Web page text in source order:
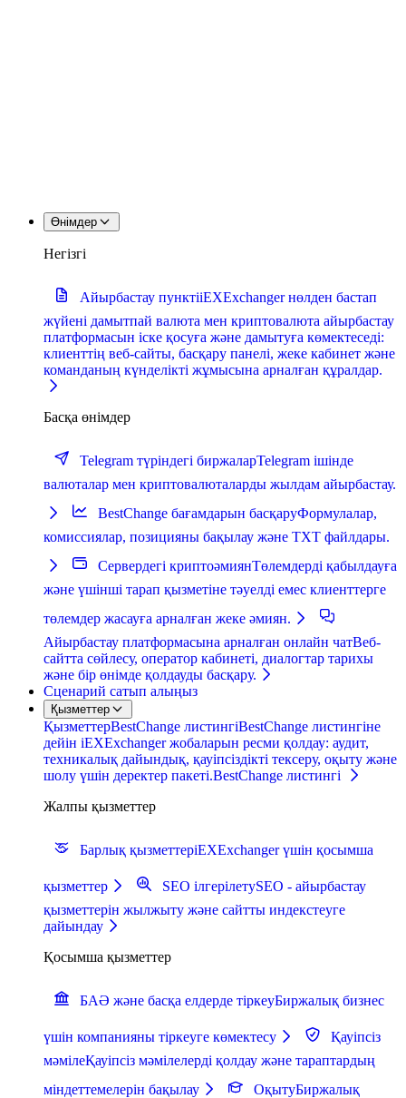
Өнімдер
Негізгі
Айырбастау пунктіiEXExchanger нөлден бастап
жүйені дамытпай валюта мен криптовалюта айырбастау
платформасын іске қосуға және дамытуға көмектеседі:
клиенттің веб-сайты, басқару панелі, жеке кабинет және
команданың күнделікті жұмысына арналған құралдар.
Басқа өнімдер
Telegram түріндегі биржаларTelegram ішінде
валюталар мен криптовалюталарды жылдам айырбастау.
BestChange бағамдарын басқаруФормулалар,
комиссиялар, позицияны бақылау және TXT файлдары.
Сервердегі криптоәмиянТөлемдерді қабылдауға
және үшінші тарап қызметіне тәуелді емес клиенттерге
төлемдер жасауға арналған жеке әмиян.
Айырбастау платформасына арналған онлайн чатВеб-
сайтта сөйлесу, оператор кабинеті, диалогтар тарихы
және бір өнімде қолдауды басқару.
Сценарий сатып алыңыз
Қызметтер
ҚызметтерBestChange листингіBestChange листингіне
дейін iEXExchanger жобаларын ресми қолдау: аудит,
техникалық дайындық, қауіпсіздікті тексеру, оқыту және
шолу үшін деректер пакеті.BestChange листингі
Жалпы қызметтер
Барлық қызметтерiEXExchanger үшін қосымша
қызметтер SEO ілгерілетуSEO - айырбастау
қызметтерін жылжыту және сайтты индекстеуге
дайындау
Қосымша қызметтер
БАӘ және басқа елдерде тіркеуБиржалық бизнес
үшін компанияны тіркеуге көмектесу
Қауіпсіз
мәмілеҚауіпсіз мәмілелерді қолдау және тараптардың
міндеттемелерін бақылау
ОқытуБиржалық